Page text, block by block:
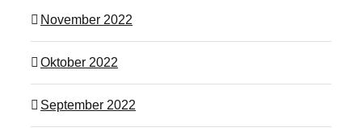
November 2022
Oktober 2022
September 2022